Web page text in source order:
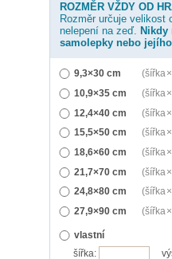
ROZMĚR VŽDY OD
Rozměr určuje velikost
nelepení na zeď. Nikdy
samolepky nebo
9,3×30 cm (šířka
10,9×35 cm
(šířka
12,4×40 cm
(šířka
15,5×50 cm
(šířka
18,6×60 cm
(šířka
21,7×70 cm
(šířka
24,8×80 cm
(šířka
27,9×90 cm
(šířka
vlastní
šířka: